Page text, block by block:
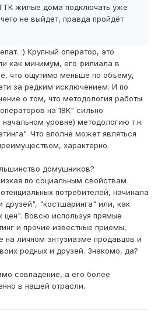
жилые дома подключать уже
не выйдет, правда пройдёт
:) Крупный оператор, это
как минимум, его филиала в
что ощутимо меньше по объему,
за редким исключением. И по
о том, что методология работы
на 18К" сильно
начальном уровне) методологию т.н.
Что вполне может являться
характерно.
домушников?
по социальным свойствам
потребителей, начинала
друзей", "костшаринга" или, как
Вовсю используя прямые
и прочие известные приемы,
на личном энтузиазме продавцов и
родных и друзей. Знакомо, да?
совпадение, а его более
в нашей отрасли.